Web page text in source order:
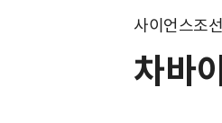
사이언스조선
차바